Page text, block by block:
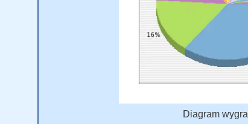
Diagram